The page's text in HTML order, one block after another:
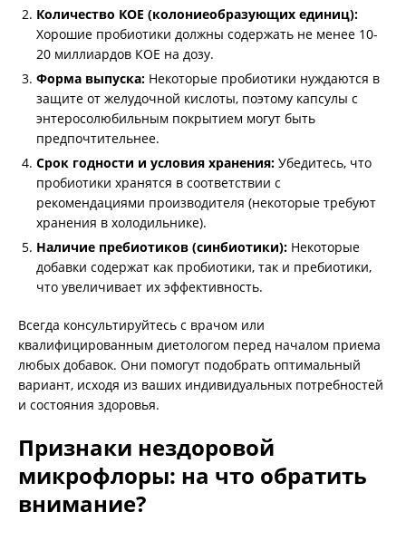
Количество КОЕ (колониеобразующих единиц):
Хорошие пробиотики должны содержать не менее 10-
20 миллиардов КОЕ на дозу.
Форма выпуска: Некоторые пробиотики нуждаются в
защите от желудочной кислоты, поэтому капсулы с
энтеросолюбильным покрытием могут быть
предпочтительнее.
Срок годности и условия хранения: Убедитесь, что
пробиотики хранятся в соответствии с
рекомендациями производителя (некоторые требуют
хранения в холодильнике).
Наличие пребиотиков (синбиотики): Некоторые
добавки содержат как пробиотики, так и пребиотики,
что увеличивает их эффективность.
Всегда консультируйтесь с врачом или
квалифицированным диетологом перед началом приема
любых добавок. Они помогут подобрать оптимальный
вариант, исходя из ваших индивидуальных потребностей
и состояния здоровья.
Признаки нездоровой
микрофлоры: на что обратить
внимание?